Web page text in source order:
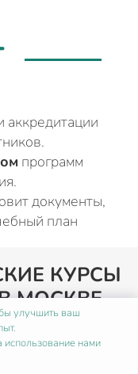
аккредитации
программ
документы,
план
КУРСЫ
МОСКВЕ
улучшить ваш
использование нами